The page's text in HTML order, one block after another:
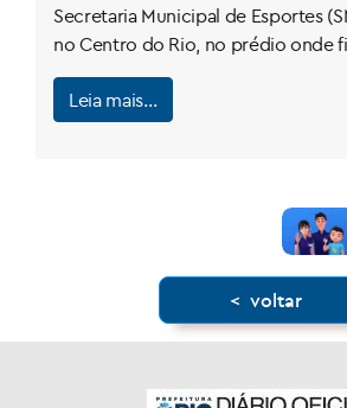
Secretaria Municipal de Esportes
no Centro do Rio, no prédio onde
Leia mais…
< voltar